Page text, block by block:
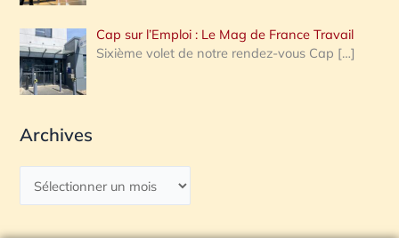
Cap sur l’Emploi : Le Mag de France Travail
Sixième volet de notre rendez-vous Cap […]
Archives